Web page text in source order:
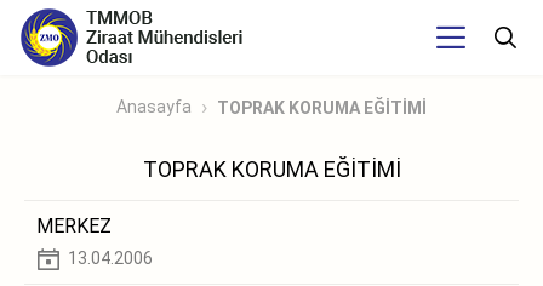
Anasayfa TOPRAK KORUMA EĞİTİMİ
TOPRAK KORUMA EĞİTİMİ
MERKEZ
13.04.2006